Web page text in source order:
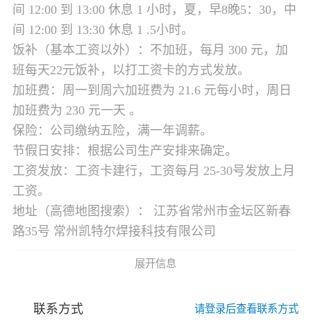
间 12:00 到 13:00 休息 1 小时，夏，早8晚5：30，中
间 12:00 到 13:30 休息 1 .5小时。
饭补（基本工资以外）：不加班，每月 300 元，加
班每天22元饭补，以打工资卡的方式发放。
加班费：周一到周六加班费为 21.6 元每小时，周日
加班费为 230 元一天 。
保险：公司缴纳五险，满一年调薪。
节假日安排：根据公司生产安排来确定。
工资发放：工资卡建行，工资每月 25-30号发放上月
工资。
地址（高德地图搜索）： 江苏省常州市金坛区新春
路35号 常州凯特尔焊接科技有限公司
展开信息
联系方式 请登录后查看联系方式